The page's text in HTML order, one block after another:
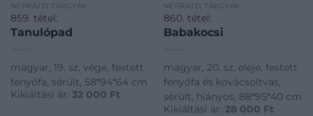
NÉPRAJZI TÁRGYAK
859. tétel:
Tanulópad
magyar, 19. sz. vége, festett
fenyőfa, sérült, 58*94*64 cm
Kikiáltási ár: 32 000 Ft
NÉPRAJZI TÁRGYAK
860. tétel:
Babakocsi
magyar, 20. sz. eleje, festett
fenyőfa és kovácsoltvas,
sérült, hiányos, 88*95*40 cm
Kikiáltási ár: 28 000 Ft